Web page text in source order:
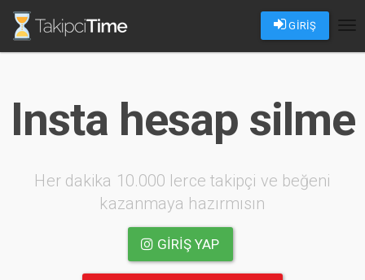
GİRİŞ
Insta hesap silme
Her dakika 10.000 lerce takipçi ve beğeni
kazanmaya hazırmısın
GIRIŞ YAP